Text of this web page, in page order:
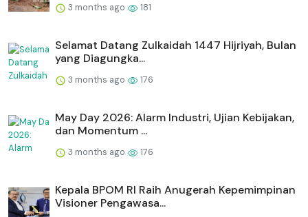
3 months ago 181
Selamat Datang Zulkaidah 1447 Hijriyah, Bulan
yang Diagungka...
3 months ago 176
May Day 2026: Alarm Industri, Ujian Kebijakan,
dan Momentum ...
3 months ago 176
Kepala BPOM RI Raih Anugerah Kepemimpinan
Visioner Pengawasa...